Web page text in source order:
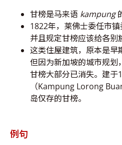
甘榜是马来语 kampung
1822年，莱佛士委任市镇
并且规定甘榜应该给各别
这类住屋建筑，原本是早
但因为新加坡的城市规划
甘榜大部分已消失。建于
（Kampung Lorong
岛仅存的甘榜。
例句